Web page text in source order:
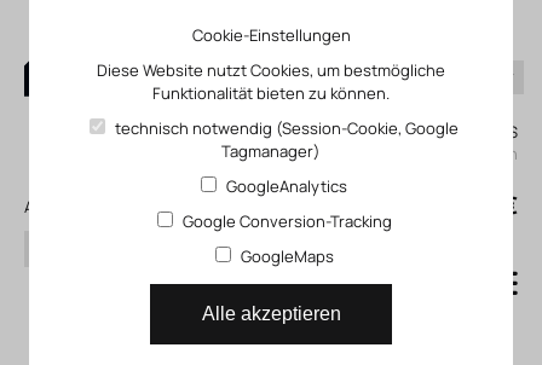
0
Mein KLEFINGHAUS
einloggen
Alle Produkte
Suchen
0,00 €
Classic
Cookie-Einstellungen
Diese Website nutzt Cookies, um bestmögliche
Funktionalität bieten zu können.
technisch notwendig (Session-Cookie, Google
Tagmanager)
GoogleAnalytics
Google Conversion-Tracking
GoogleMaps
Alle akzeptieren